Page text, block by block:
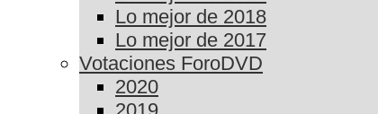
Lo mejor de 2018
Lo mejor de 2017
Votaciones ForoDVD
2020